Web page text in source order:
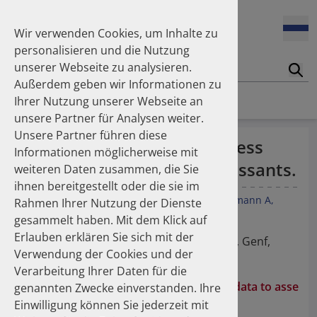
Homepage Publikationen
Feldt Sandra
Fischer Laura
Franzmann Alexandra
Freudewald Leonard G.
Friedland Kristina
Friis Robert
Ganso Matthias
Goebel Ralf
Götzinger Felix
Gradl Gabriele
Griese-Mammen Nina
Hadji Peyman
Haehling Stephan
Haidinger Gerald
Hansen Kerstin
Heinemann Axel
Heinemann Lutz
den Hausmüll?
17.04.2026
Das Potenzial des DAPI zur Unterstützung der
Apothekerkammern – Was ist das DAPI?
07.04.2026
Trends in use of antipsychotics in Germany 2014–2024: a
nationwide population-based study
25.11.2025
Increasing use of non-statin and combination lipid-
lowering therapies 2012–2025: a nationwide study
23.10.2025
Inhaler use and their carbon footprint in Germany: a 10-
year analysis (2013–2022)
Utilizing claims data to assess
persistence with antidepressants.
Hengstler-Stahl S Leuner K Schüssel K
Franzmann A
Müller WE
ESCP-GSASA-Symposium, 03. - 06.11.2009, Genf,
Switzerland
Hengstler ESCP 2009 - Utilizing claims data to asse
ss persistence with antidepressants
Wir verwenden Cookies, um Inhalte zu
personalisieren und die Nutzung
unserer Webseite zu analysieren.
Außerdem geben wir Informationen zu
Ihrer Nutzung unserer Webseite an
unsere Partner für Analysen weiter.
Unsere Partner führen diese
Informationen möglicherweise mit
weiteren Daten zusammen, die Sie
ihnen bereitgestellt oder die sie im
Rahmen Ihrer Nutzung der Dienste
gesammelt haben. Mit dem Klick auf
Erlauben erklären Sie sich mit der
Verwendung der Cookies und der
Verarbeitung Ihrer Daten für die
genannten Zwecke einverstanden. Ihre
Einwilligung können Sie jederzeit mit